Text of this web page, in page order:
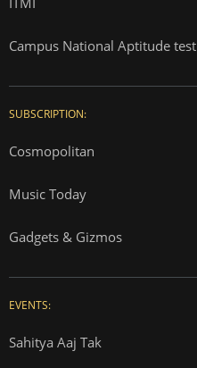
Campus National Aptitude test
SUBSCRIPTION:
Cosmopolitan
Music Today
Gadgets & Gizmos
EVENTS:
Sahitya Aaj Tak